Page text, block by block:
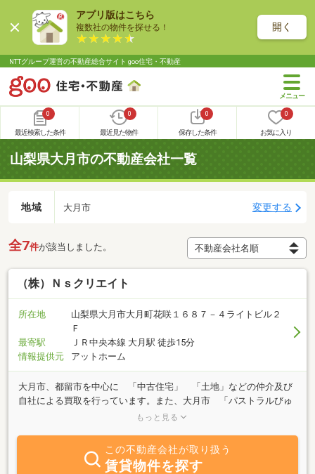
アプリ版はこちら
複数社の物件を探せる！ 開く
NTTグループ運営の不動産総合サイト goo住宅・不動産
0
最近検索した条件
0
最近見た物件
0
保存した条件
0
お気に入り
山梨県大月市の不動産会社一覧
地域 大月市 変更する
全7件が該当しました。
（株）Ｎｓクリエイト
所在地
山梨県大月市大月町花咲１６８７－４ライトビル２
Ｆ
最寄駅
ＪＲ中央本線 大月駅 徒歩15分
情報提供元
アットホーム
大月市、都留市を中心に 「中古住宅」 「土地」などの仲介及び
自社による買取を行っています。また、大月市 「パストラルびゅ
う桂台」の土地の案内や 「空き家バンク」への紹介を行っていま
もっと見る
この不動産会社が取り扱う
賃貸物件を探す